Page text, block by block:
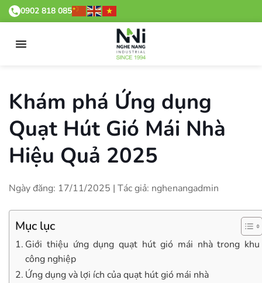
0902 818 085
Khám phá Ứng dụng
Quạt Hút Gió Mái Nhà
Hiệu Quả 2025
Ngày đăng: 17/11/2025 | Tác giả: nghenangadmin
Mục lục
Giới thiệu ứng dụng quạt hút gió mái nhà trong khu
công nghiệp
Ứng dụng và lợi ích của quạt hút gió mái nhà